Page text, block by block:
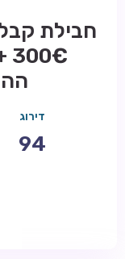
דירוג
94